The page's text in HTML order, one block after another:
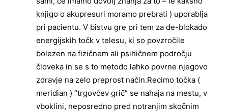
knjigo o akupresuri moramo prebrati ) uporablja
pri pacientu. V bistvu gre pri tem za de-blokado
energijskih točk v telesu, ki so povzročile
bolezen na fizičnem ali psihičnem področju
človeka in se s to metodo lahko povrne njegovo
zdravje na zelo preprost način.Recimo točka (
meridian ) “trgovčev grič” se nahaja na mestu, v
vboklini, neposredno pred notranjim skočnim